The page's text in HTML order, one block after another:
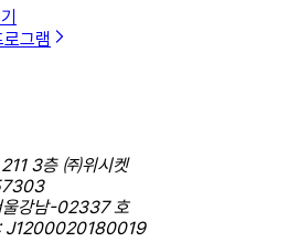
그램
3층 ㈜위시켓
울강남-02337 호
: J1200020180019